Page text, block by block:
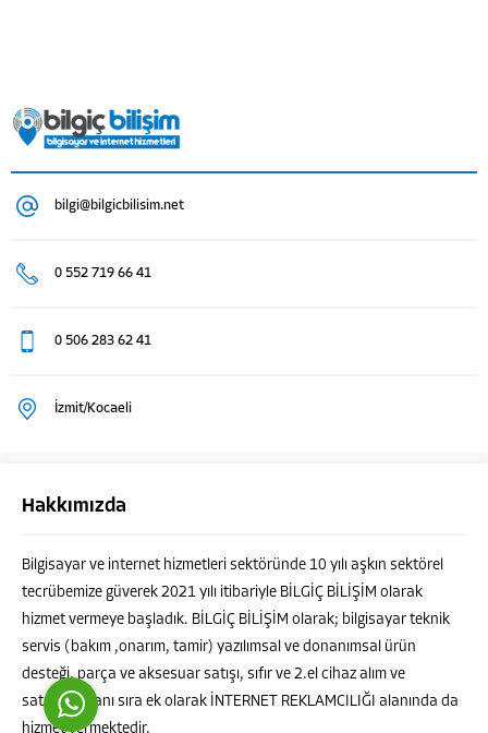
bilgi@bilgicbilisim.net
0 552 719 66 41
0 506 283 62 41
İzmit/Kocaeli
Hakkımızda
Bilgisayar ve internet hizmetleri sektöründe 10 yılı aşkın sektörel
tecrübemize güverek 2021 yılı itibariyle BİLGİÇ BİLİŞİM olarak
hizmet vermeye başladık. BİLGİÇ BİLİŞİM olarak; bilgisayar teknik
servis (bakım ,onarım, tamir) yazılımsal ve donanımsal ürün
desteği, parça ve aksesuar satışı, sıfır ve 2.el cihaz alım ve
satımının yanı sıra ek olarak İNTERNET REKLAMCILIĞI alanında da
hizmet vermektedir.